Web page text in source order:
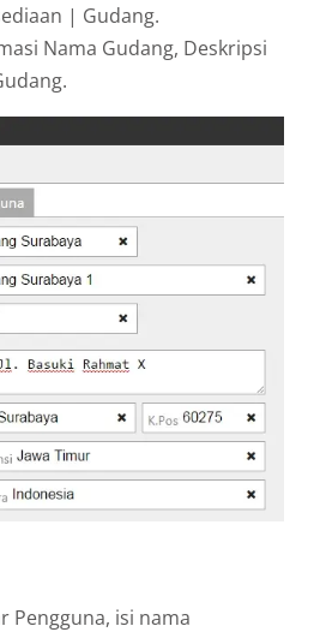
| Gudang.
Nama Gudang, Deskripsi
Pengguna, isi nama